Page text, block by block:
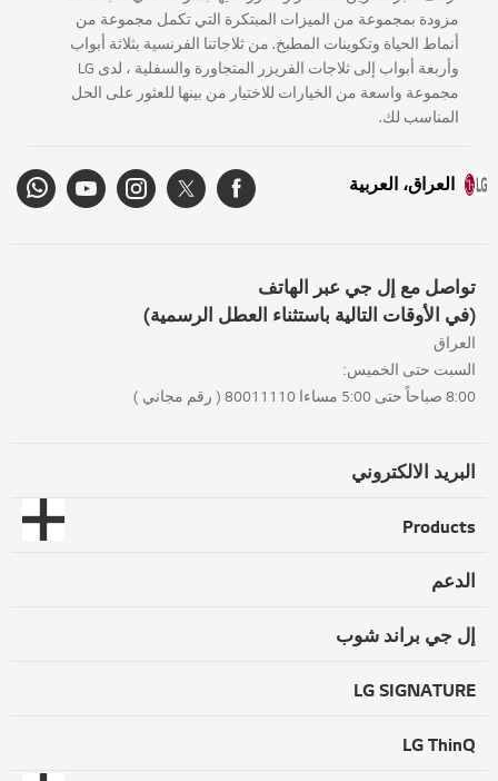
مزودة بمجموعة من الميزات المبتكرة التي تكمل مجموعة من
أنماط الحياة وتكوينات المطبخ. من ثلاجاتنا الفرنسية بثلاثة أبواب
وأربعة أبواب إلى ثلاجات الفريزر المتجاورة والسفلية ، لدى LG
مجموعة واسعة من الخيارات للاختيار من بينها للعثور على الحل
المناسب لك.
العراق، العربية
تواصل مع إل جي عبر الهاتف
(في الأوقات التالية باستثناء العطل الرسمية)
العراق
السبت حتى الخميس:
8:00 صباحاً حتى 5:00 مساءا 80011110 ( رقم مجاني )
البريد الالكتروني
Products
الدعم
إل جي براند شوب
LG SIGNATURE
LG ThinQ